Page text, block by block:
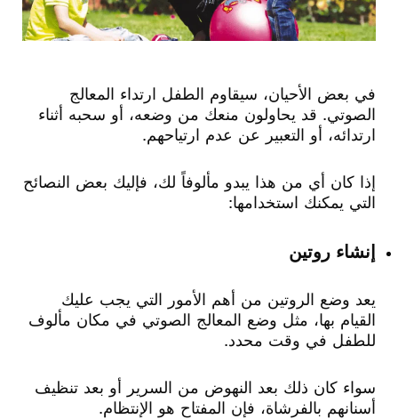
في بعض الأحيان، سيقاوم الطفل ارتداء المعالج
الصوتي. قد يحاولون منعك من وضعه، أو سحبه أثناء
ارتدائه، أو التعبير عن عدم ارتياحهم.
إذا كان أي من هذا يبدو مألوفاً لك، فإليك بعض النصائح
التي يمكنك استخدامها:
إنشاء روتين
يعد وضع الروتين من أهم الأمور التي يجب عليك
القيام بها، مثل وضع المعالج الصوتي في مكان مألوف
للطفل في وقت محدد.
سواء كان ذلك بعد النهوض من السرير أو بعد تنظيف
أسنانهم بالفرشاة، فإن المفتاح هو الإنتظام.